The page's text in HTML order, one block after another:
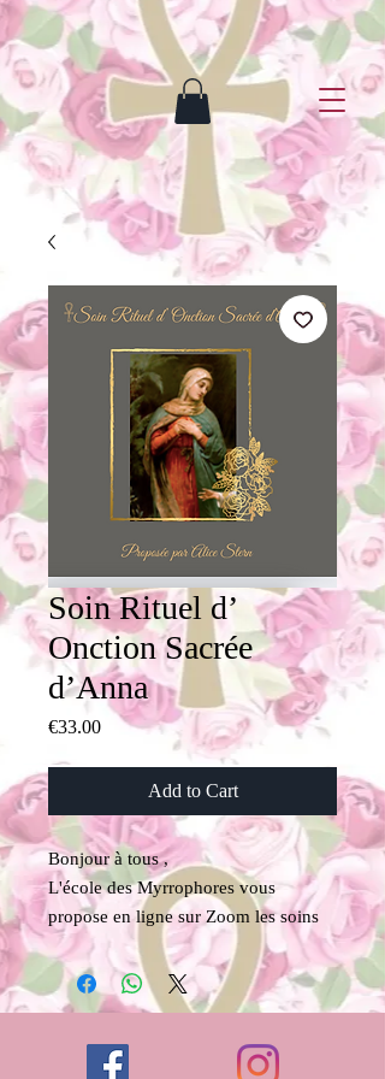
Soin Rituel d’
Onction Sacrée
d’Anna
€33.00Price
Add to Cart
Bonjour à tous ,
L'école des Myrrophores vous
propose en ligne sur Zoom les soins
d'onctions Rituels 𓋹
​ Au tarif exceptionnel de 33 euros
Vous recevrez une fois le règlement
Un lien privé de la vidéo du soin ,(le